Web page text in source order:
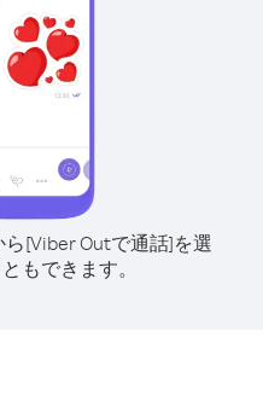
[Viber Outで通話]を選
もできます。